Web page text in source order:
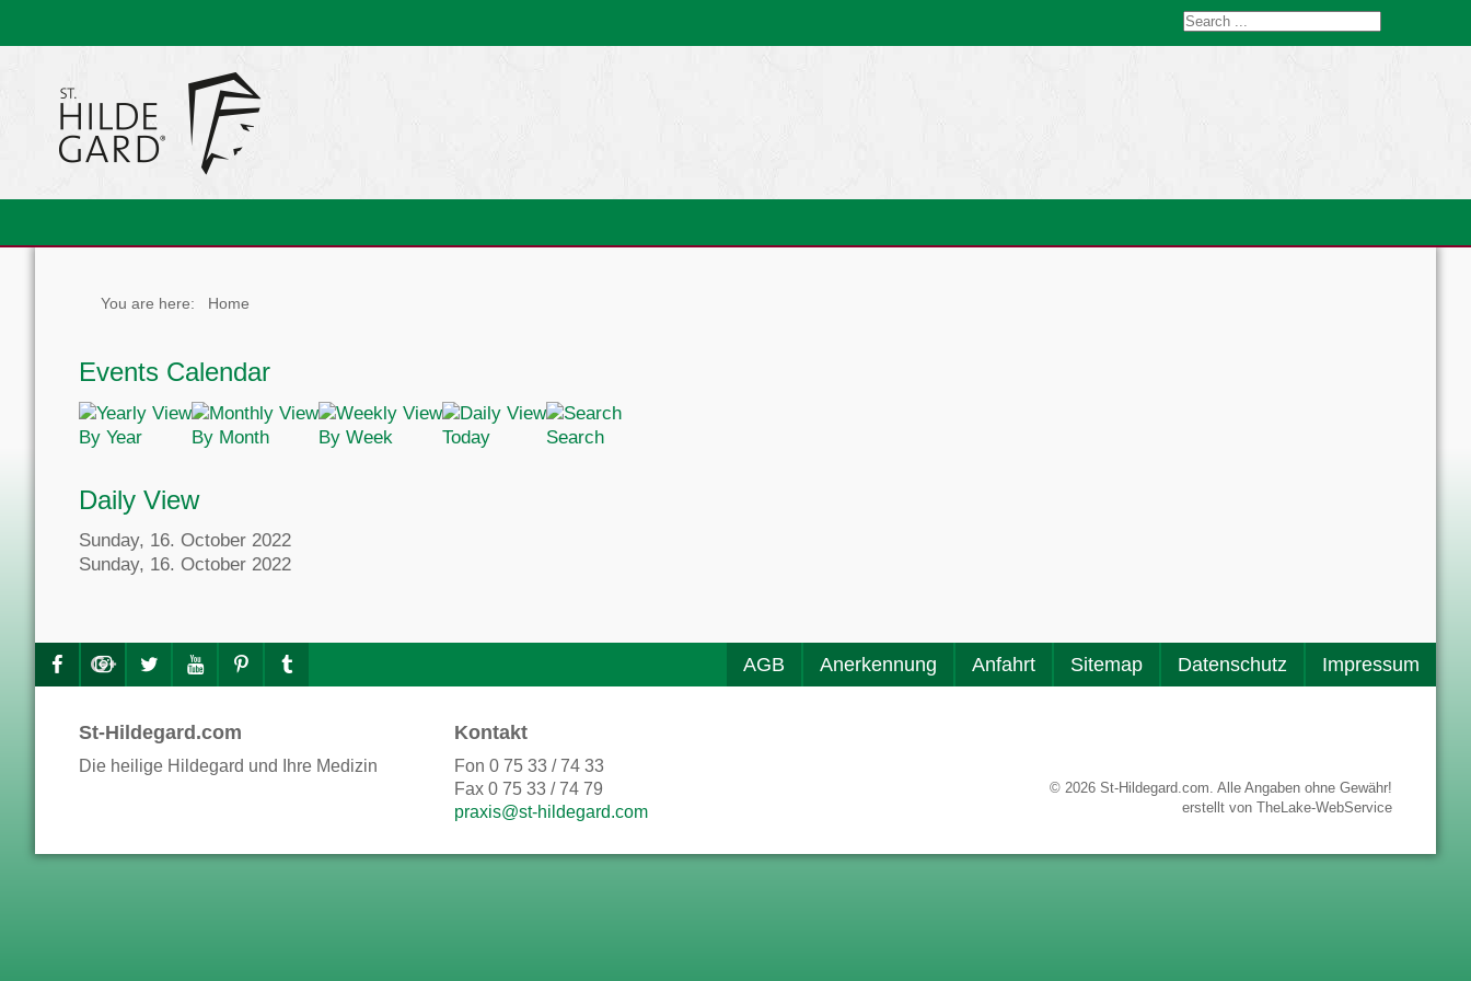
You are here: Home
Events Calendar
By Year By Month By Week Today Search
Daily View
Sunday, 16. October 2022
Sunday, 16. October 2022
AGB Anerkennung Anfahrt Sitemap Datenschutz Impressum
St-Hildegard.com
Die heilige Hildegard und Ihre Medizin
Kontakt
Fon 0 75 33 / 74 33
Fax 0 75 33 / 74 79
praxis@st-hildegard.com
© 2026 St-Hildegard.com. Alle Angaben ohne Gewähr!
erstellt von TheLake-WebService